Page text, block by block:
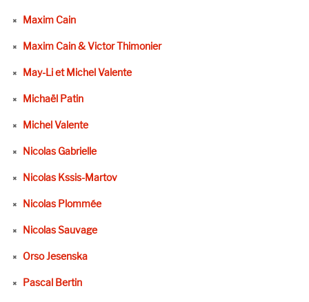
Maxim Cain
Maxim Cain & Victor Thimonier
May-Li et Michel Valente
Michaël Patin
Michel Valente
Nicolas Gabrielle
Nicolas Kssis-Martov
Nicolas Plommée
Nicolas Sauvage
Orso Jesenska
Pascal Bertin